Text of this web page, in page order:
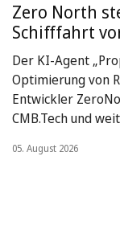
Zero North
Schifffahrt
Der KI-Agent
Optimierung von
Entwickler
CMB.Tech und
05. August 2026